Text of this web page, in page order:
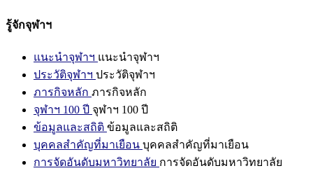
รู้จักจุฬาฯ
แนะนำจุฬาฯ แนะนำจุฬาฯ
ประวัติจุฬาฯ ประวัติจุฬาฯ
ภารกิจหลัก ภารกิจหลัก
จุฬาฯ 100 ปี จุฬาฯ 100 ปี
ข้อมูลและสถิติ ข้อมูลและสถิติ
บุคคลสำคัญที่มาเยือน บุคคลสำคัญที่มาเยือน
การจัดอันดับมหาวิทยาลัย การจัดอันดับมหาวิทยาลัย